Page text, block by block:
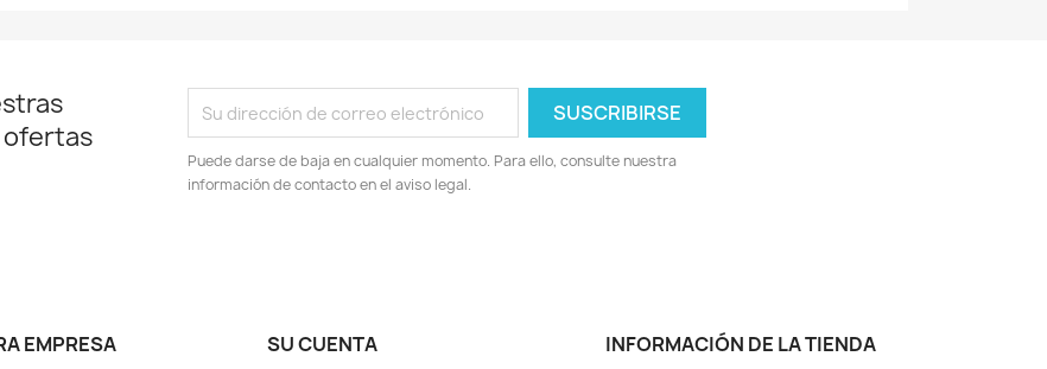
ofertas
Puede darse de baja en cualquier momento. Para ello, consulte nuestra
información de contacto en el aviso legal.
EMPRESA SU CUENTA INFORMACIÓN DE LA TIENDA